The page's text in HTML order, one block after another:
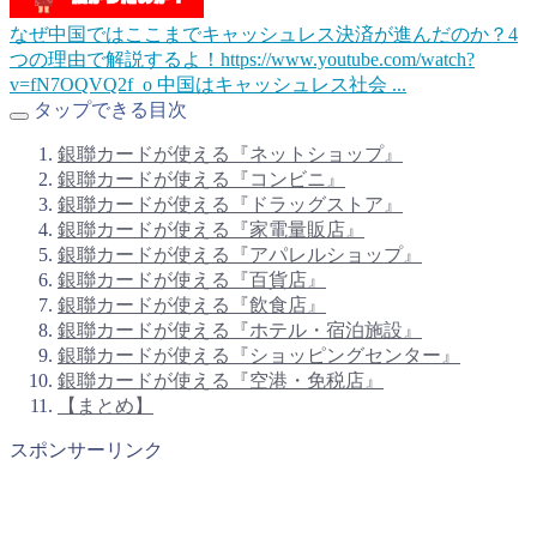
なぜ中国ではここまでキャッシュレス決済が進んだのか？4
つの理由で解説するよ！ https://www.youtube.com/watch?
v=fN7OQVQ2f_o 中国はキャッシュレス社会 ...
タップできる目次
銀聯カードが使える『ネットショップ』
銀聯カードが使える『コンビニ』
銀聯カードが使える『ドラッグストア』
銀聯カードが使える『家電量販店』
銀聯カードが使える『アパレルショップ』
銀聯カードが使える『百貨店』
銀聯カードが使える『飲食店』
銀聯カードが使える『ホテル・宿泊施設』
銀聯カードが使える『ショッピングセンター』
銀聯カードが使える『空港・免税店』
【まとめ】
スポンサーリンク